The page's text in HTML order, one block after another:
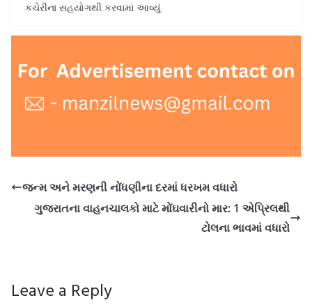
કચેરીના સહયોગથી કરવામાં આવ્યું.
જન્મ અને મરણની નોંધણીના દરમાં ધરખમ વધારો
ગુજરાતના વાહનચાલકો માટે મોંઘવારીનો માર: 1 એપ્રિલથી
ટોલના ભાવમાં વધારો
Leave a Reply